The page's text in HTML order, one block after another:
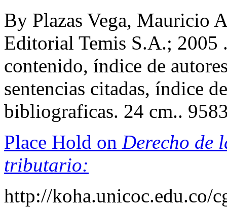
By Plazas Vega, Mauricio
Editorial Temis S.A.;
contenido, índice de
sentencias citadas, índice
bibliograficas. 24 cm..
Place Hold on Derecho de
tributario:
http://koha.unicoc.edu.co/